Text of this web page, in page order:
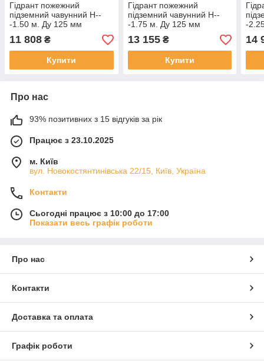
Гідрант пожежний
підземний чавунний H--
-1.50 м. Ду 125 мм
11 808 ₴
Купити
Гідрант пожежний
підземний чавунний H--
-1.75 м. Ду 125 мм
13 155₴
Купити
-
14
Про нас
93% позитивних з 15 відгуків за рік
Працює з 23.10.2025
м. Київ
вул. Новокостянтинівська 22/15, Київ, Україна
Контакти
Сьогодні працює з 10:00 до 17:00
Показати весь графік роботи
Про нас
Контакти
Доставка та оплата
Графік роботи